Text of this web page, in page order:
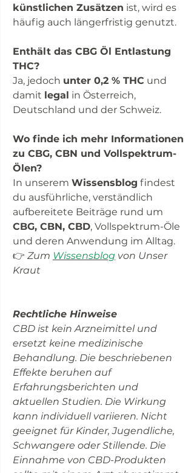
künstlichen Zusätzen ist, wird es
häufig auch längerfristig genutzt.
Enthält das CBG Öl Entlastung
THC?
Ja, jedoch unter 0,2 % THC und
damit legal in Österreich,
Deutschland und der Schweiz.
Wo finde ich mehr Informationen
zu CBG, CBN und Vollspektrum-
Ölen?
In unserem Wissensblog findest
du ausführliche, verständlich
aufbereitete Beiträge rund um
CBG, CBN, CBD, Vollspektrum-Öle
und deren Anwendung im Alltag.
👉 Zum Wissensblog von Unser
Kraut
Rechtliche Hinweise
CBD ist kein Arzneimittel und
ersetzt keine medizinische
Behandlung. Die beschriebenen
Effekte beruhen auf
Erfahrungsberichten und
aktuellen Studien. Die Wirkung
kann individuell variieren. Nicht
geeignet für Kinder, Jugendliche,
Schwangere oder Stillende. Die
Einnahme von CBD-Produkten